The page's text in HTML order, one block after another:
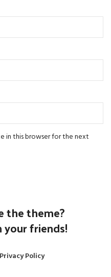
in this browser for the next
the theme?
your friends!
Privacy Policy